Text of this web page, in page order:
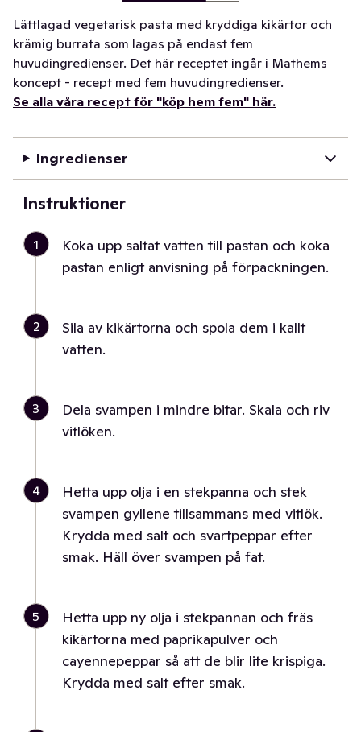
Lättlagad vegetarisk pasta med kryddiga kikärtor och
krämig burrata som lagas på endast fem
huvudingredienser. Det här receptet ingår i Mathems
koncept - recept med fem huvudingredienser.
Se alla våra recept för "köp hem fem" här.
Ingredienser
Instruktioner
1
Koka upp saltat vatten till pastan och koka
pastan enligt anvisning på förpackningen.
2
Sila av kikärtorna och spola dem i kallt
vatten.
3
Dela svampen i mindre bitar. Skala och riv
vitlöken.
4
Hetta upp olja i en stekpanna och stek
svampen gyllene tillsammans med vitlök.
Krydda med salt och svartpeppar efter
smak. Häll över svampen på fat.
5
Hetta upp ny olja i stekpannan och fräs
kikärtorna med paprikapulver och
cayennepeppar så att de blir lite krispiga.
Krydda med salt efter smak.